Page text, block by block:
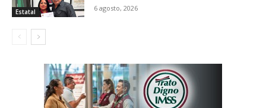
Estatal 6 agosto, 2026